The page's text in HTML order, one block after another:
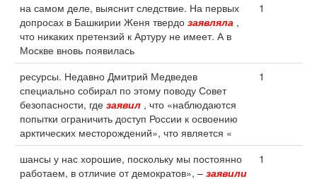
на самом деле, выяснит следствие. На первых
допросах в Башкирии Женя твердо заявляла ,
что никаких претензий к Артуру не имеет. А в
Москве вновь появилась
1
ресурсы. Недавно Дмитрий Медведев
специально собирал по этому поводу Совет
безопасности, где заявил , что «наблюдаются
попытки ограничить доступ России к освоению
арктических месторождений», что является «
1
шансы у нас хорошие, поскольку мы постоянно
работаем, в отличие от демократов», – заявили
1